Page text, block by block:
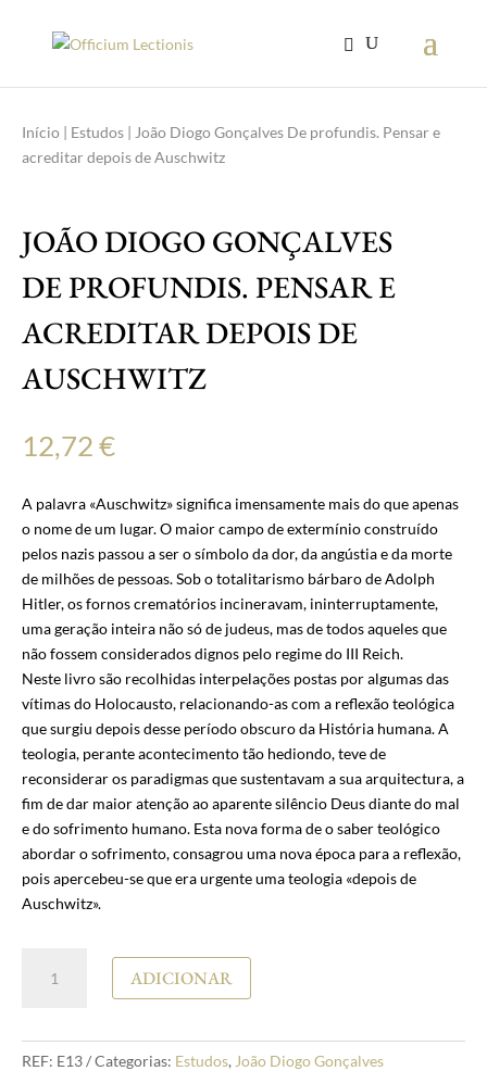
Início | Estudos | João Diogo Gonçalves De profundis. Pensar e
acreditar depois de Auschwitz
JOÃO DIOGO GONÇALVES
DE PROFUNDIS. PENSAR E
ACREDITAR DEPOIS DE
AUSCHWITZ
12,72€
A palavra «Auschwitz» significa imensamente mais do que apenas
o nome de um lugar. O maior campo de extermínio construído
pelos nazis passou a ser o símbolo da dor, da angústia e da morte
de milhões de pessoas. Sob o totalitarismo bárbaro de Adolph
Hitler, os fornos crematórios incineravam, ininterruptamente,
uma geração inteira não só de judeus, mas de todos aqueles que
não fossem considerados dignos pelo regime do III Reich.
Neste livro são recolhidas interpelações postas por algumas das
vítimas do Holocausto, relacionando-as com a reflexão teológica
que surgiu depois desse período obscuro da História humana. A
teologia, perante acontecimento tão hediondo, teve de
reconsiderar os paradigmas que sustentavam a sua arquitectura, a
fim de dar maior atenção ao aparente silêncio Deus diante do mal
e do sofrimento humano. Esta nova forma de o saber teológico
abordar o sofrimento, consagrou uma nova época para a reflexão,
pois apercebeu-se que era urgente uma teologia «depois de
Auschwitz».
Gonçalves
ADICIONAR
REF: E13 Categorias: Estudos, João Diogo Gonçalves